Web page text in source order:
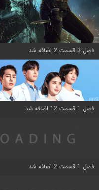
فصل 3 قسمت 2 اضافه شد
فصل 1 قسمت 12 اضافه شد
فصل 1 قسمت 2 اضافه شد